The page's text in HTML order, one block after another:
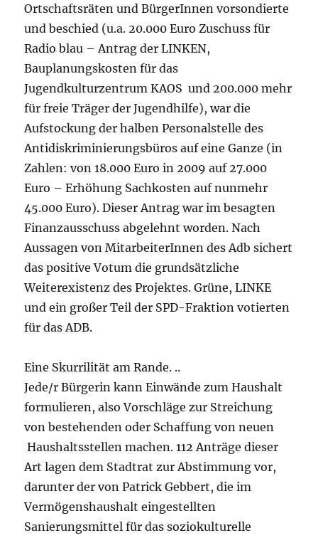
Ortschaftsräten und BürgerInnen vorsondierte
und beschied (u.a. 20.000 Euro Zuschuss für
Radio blau – Antrag der LINKEN,
Bauplanungskosten für das
Jugendkulturzentrum KAOS und 200.000 mehr
für freie Träger der Jugendhilfe), war die
Aufstockung der halben Personalstelle des
Antidiskriminierungsbüros auf eine Ganze (in
Zahlen: von 18.000 Euro in 2009 auf 27.000
Euro – Erhöhung Sachkosten auf nunmehr
45.000 Euro). Dieser Antrag war im besagten
Finanzausschuss abgelehnt worden. Nach
Aussagen von MitarbeiterInnen des Adb sichert
das positive Votum die grundsätzliche
Weiterexistenz des Projektes. Grüne, LINKE
und ein großer Teil der SPD-Fraktion votierten
für das ADB.
Eine Skurrilität am Rande. ..
Jede/r Bürgerin kann Einwände zum Haushalt
formulieren, also Vorschläge zur Streichung
von bestehenden oder Schaffung von neuen
Haushaltsstellen machen. 112 Anträge dieser
Art lagen dem Stadtrat zur Abstimmung vor,
darunter der von Patrick Gebbert, die im
Vermögenshaushalt eingestellten
Sanierungsmittel für das soziokulturelle